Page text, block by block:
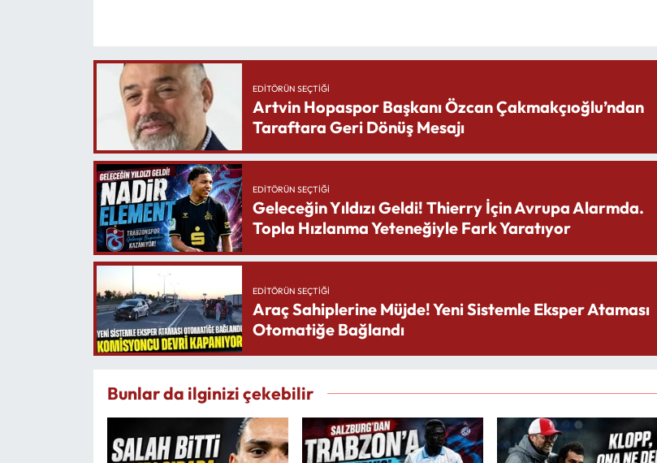
EDITÖRÜN SEÇTIĞI
Artvin Hopaspor Başkanı Özcan Çakmakçıoğlu’ndan
Taraftara Geri Dönüş Mesajı
EDITÖRÜN SEÇTIĞI
Geleceğin Yıldızı Geldi! Thierry İçin Avrupa Alarmda.
Topla Hızlanma Yeteneğiyle Fark Yaratıyor
EDITÖRÜN SEÇTIĞI
Araç Sahiplerine Müjde! Yeni Sistemle Eksper Ataması
Otomatiğe Bağlandı
Bunlar da ilginizi çekebilir